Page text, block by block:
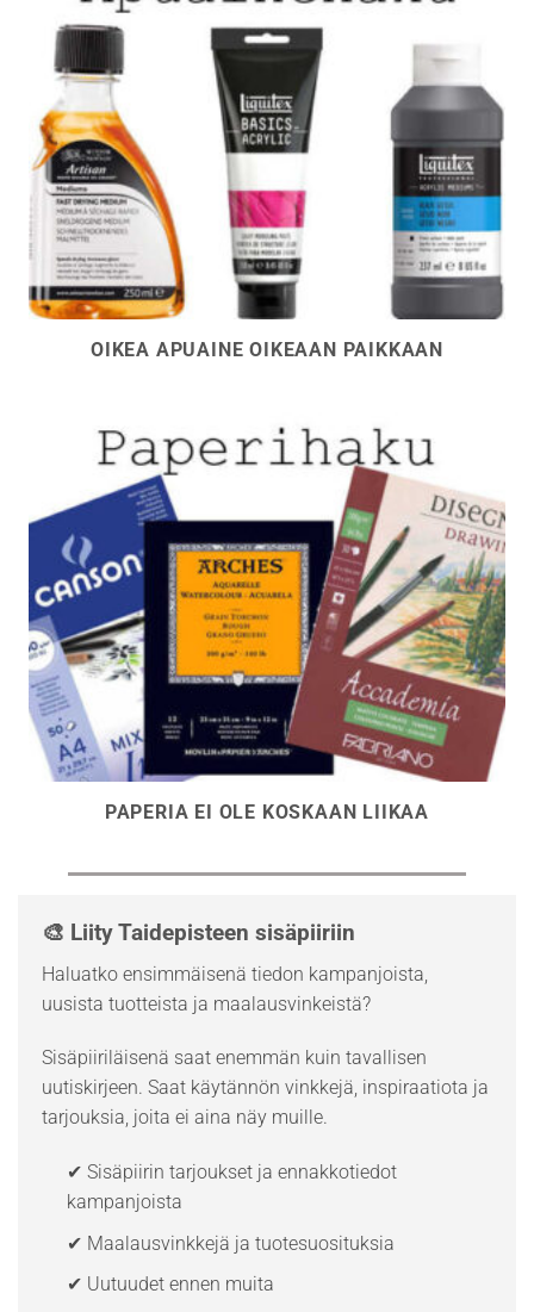
OIKEA APUAINE OIKEAAN PAIKKAAN
PAPERIA EI OLE KOSKAAN LIIKAA
🎨 Liity Taidepisteen sisäpiiriin
Haluatko ensimmäisenä tiedon kampanjoista,
uusista tuotteista ja maalausvinkeistä?
Sisäpiiriläisenä saat enemmän kuin tavallisen
uutiskirjeen. Saat käytännön vinkkejä, inspiraatiota ja
tarjouksia, joita ei aina näy muille.
✔ Sisäpiirin tarjoukset ja ennakkotiedot
kampanjoista
✔ Maalausvinkkejä ja tuotesuosituksia
✔ Uutuudet ennen muita